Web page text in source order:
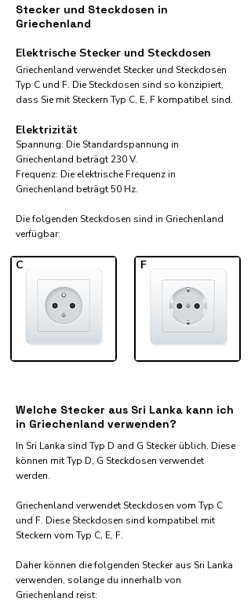
Stecker und Steckdosen in
Griechenland
Elektrische Stecker und Steckdosen
Griechenland verwendet Stecker und Steckdosen
Typ C und F. Die Steckdosen sind so konzipiert,
dass Sie mit Steckern Typ C, E, F kompatibel sind.
Elektrizität
Spannung: Die Standardspannung in
Griechenland beträgt 230 V.
Frequenz: Die elektrische Frequenz in
Griechenland beträgt 50 Hz.
Die folgenden Steckdosen sind in Griechenland
verfügbar:​
C F
Welche Stecker aus Sri Lanka kann ich
in Griechenland verwenden?
In Sri Lanka sind Typ D and G Stecker üblich. Diese
können mit Typ D, G Steckdosen verwendet
werden.
Griechenland verwendet Steckdosen vom Typ C
und F. Diese Steckdosen sind kompatibel mit
Steckern vom Typ C, E, F.
Daher können die folgenden Stecker aus Sri Lanka
verwenden, solange du innerhalb von
Griechenland reist:​